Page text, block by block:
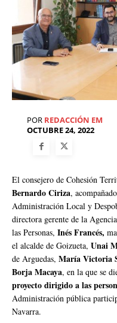
POR REDACCIÓN EM
OCTUBRE 24, 2022
El consejero de Cohesión
Bernardo Ciriza,
Administración Local y
directora gerente de la
las Personas, Inés Francés,
el alcalde de Goizueta, Unai
de Arguedas, María Victoria
Borja Macaya, en la que se
proyecto dirigido a las
Administración pública
Navarra.